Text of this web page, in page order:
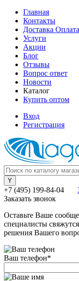
Главная
Контакты
Доставка Оплата
Услуги
Акции
Блог
Отзывы
Вопрос ответ
Новости
Каталог
Купить оптом
Вход
Регистрация
+7 (495) 199-84-04
Заказать звонок
Оставьте Ваше
специалисты
решения Вашего
Ваш телефон*